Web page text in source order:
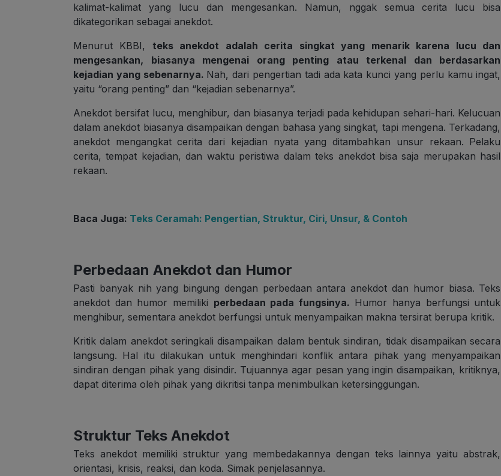
kalimat-kalimat yang lucu dan mengesankan. Namun, nggak semua cerita lucu bisa
dikategorikan sebagai anekdot.
Menurut KBBI, teks anekdot adalah cerita singkat yang menarik karena lucu dan
mengesankan, biasanya mengenai orang penting atau terkenal dan berdasarkan
kejadian yang sebenarnya. Nah, dari pengertian tadi ada kata kunci yang perlu kamu ingat,
yaitu “orang penting” dan “kejadian sebenarnya”.
Anekdot bersifat lucu, menghibur, dan biasanya terjadi pada kehidupan sehari-hari. Kelucuan
dalam anekdot biasanya disampaikan dengan bahasa yang singkat, tapi mengena. Terkadang,
anekdot mengangkat cerita dari kejadian nyata yang ditambahkan unsur rekaan. Pelaku
cerita, tempat kejadian, dan waktu peristiwa dalam teks anekdot bisa saja merupakan hasil
rekaan.
Baca Juga: Teks Ceramah: Pengertian, Struktur, Ciri, Unsur, & Contoh
Perbedaan Anekdot dan Humor
Pasti banyak nih yang bingung dengan perbedaan antara anekdot dan humor biasa. Teks
anekdot dan humor memiliki perbedaan pada fungsinya. Humor hanya berfungsi untuk
menghibur, sementara anekdot berfungsi untuk menyampaikan makna tersirat berupa kritik.
Kritik dalam anekdot seringkali disampaikan dalam bentuk sindiran, tidak disampaikan secara
langsung. Hal itu dilakukan untuk menghindari konflik antara pihak yang menyampaikan
sindiran dengan pihak yang disindir. Tujuannya agar pesan yang ingin disampaikan, kritiknya,
dapat diterima oleh pihak yang dikritisi tanpa menimbulkan ketersinggungan.
Struktur Teks Anekdot
Teks anekdot memiliki struktur yang membedakannya dengan teks lainnya yaitu abstrak,
orientasi, krisis, reaksi, dan koda. Simak penjelasannya.